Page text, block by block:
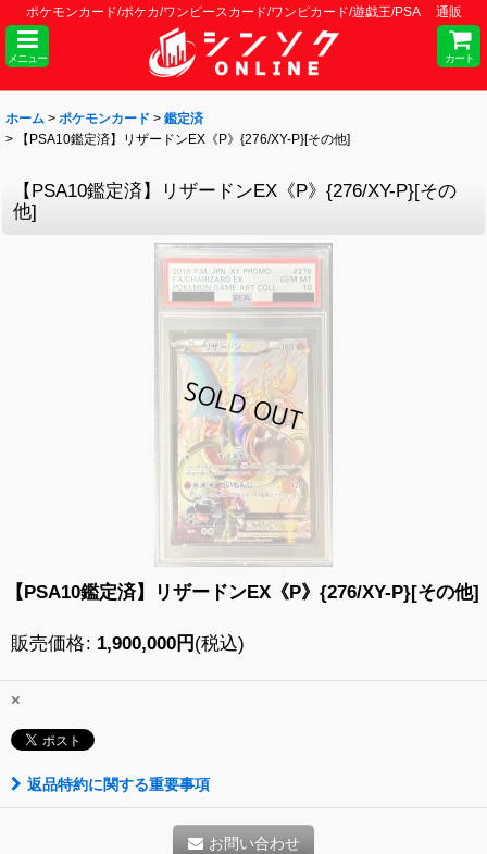
ポケモンカード/ポケカ/ワンピースカード/ワンピカード/遊戯王/PSA 通販
メニュー カート
ホーム > ポケモンカード > 鑑定済
>
【PSA10鑑定済】リザードンEX《P》{276/XY-P}[その他]
【PSA10鑑定済】リザードンEX《P》{276/XY-P}[その
他]
【PSA10鑑定済】リザードンEX《P》{276/XY-P}[その他]
販売価格: 1,900,000円 (税込)
×
返品特約に関する重要事項
お問い合わせ